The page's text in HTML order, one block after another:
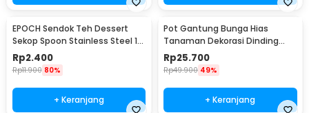
EPOCH Sendok Teh Dessert
Sekop Spoon Stainless Steel 1
PCS Round - LXY550
Rp2.400
Rp11.900 80%
+ Keranjang
Pot Gantung Bunga Hias
Tanaman Dekorasi Dinding
Vertical Garden 9 Slot - HY001-
GR-5
Rp25.700
Rp49.900 49%
+ Keranjang